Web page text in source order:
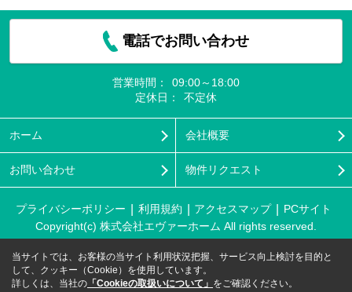
電話でお問い合わせ
営業時間：
09:00～18:00
定休日：
不定休
ホーム 会社概要
お問い合わせ 物件リクエスト
プライバシーポリシー 利用規約 アクセスマップ
PCサイト
Copyright(c) 株式会社エヴァーホーム All rights reserved.
当サイトでは、お客様の当サイト利用状況把握、サービス向上検討を目的と
して、クッキー（Cookie）を使用しています。
詳しくは、当社の 「Cookieの取扱いについて」 をご確認ください。